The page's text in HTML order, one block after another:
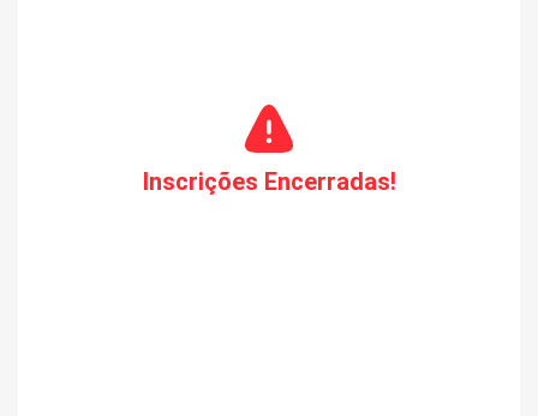
Inscrições Encerradas!